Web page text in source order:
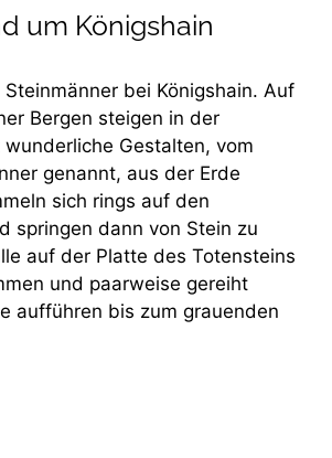
um Königshain
bei Königshain. Auf
Bergen steigen in der
Gestalten, vom
genannt, aus der Erde
sich rings auf den
springen dann von Stein zu
auf der Platte des Totensteins
und paarweise gereiht
aufführen bis zum grauenden